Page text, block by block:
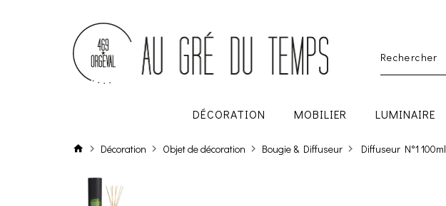
DÉCORATION MOBILIER LUMINAIRE
Décoration Objet de décoration Bougie & Diffuseur Diffuseur N°1 100ml